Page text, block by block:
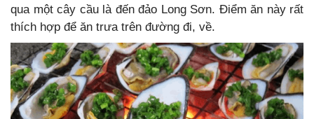
qua một cây cầu là đến đảo Long Sơn. Điểm ăn này rất
thích hợp để ăn trưa trên đường đi, về.